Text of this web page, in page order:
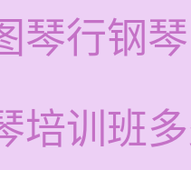
琴行钢琴
培训班